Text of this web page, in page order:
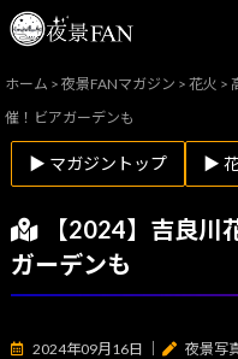
ホーム >夜景FANマガジン >花火 >
催！ビアガーデンも
▶ マガジントップ ▶
【2024】吉良川
ガーデンも
2024年09月16日 夜景写